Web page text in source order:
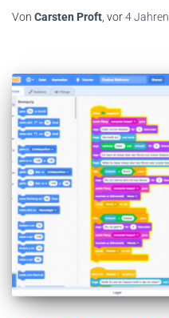
Von Carsten Proft , vor4 Jahren